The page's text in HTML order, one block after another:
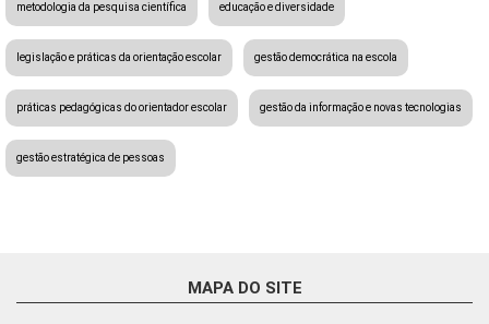
metodologia da pesquisa científica educação e diversidade
legislação e práticas da orientação escolar gestão democrática na escola
práticas pedagógicas do orientador escolar gestão da informação e novas tecnologias
gestão estratégica de pessoas
MAPA DO SITE